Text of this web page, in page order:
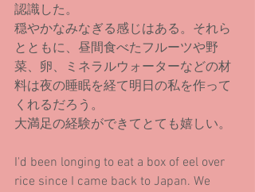
認識した。
穏やかなみなぎる感じはある。それら
とともに、昼間食べたフルーツや野
菜、卵、ミネラルウォーターなどの材
料は夜の睡眠を経て明日の私を作って
くれるだろう。
大満足の経験ができてとても嬉しい。
I'd been longing to eat a box of eel over
rice since I came back to Japan. We